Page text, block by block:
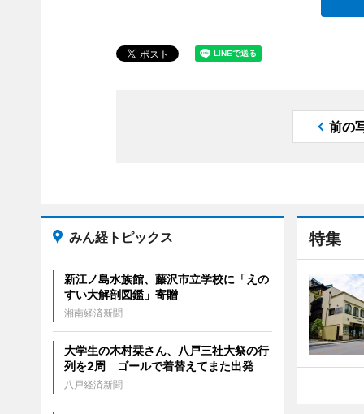
前の
特集
みん経トピックス
新江ノ島水族館、藤沢市立学校に「えの
すい大解剖図鑑」寄贈
湘南経済新聞
大学生の木村栞さん、八戸三社大祭の行
列を2周 ゴールで着替えてまた出発
八戸経済新聞